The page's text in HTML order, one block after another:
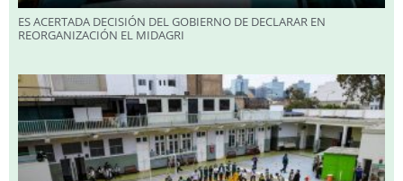
ES ACERTADA DECISIÓN DEL GOBIERNO DE DECLARAR EN
REORGANIZACIÓN EL MIDAGRI